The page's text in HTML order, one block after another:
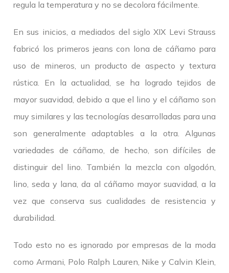
regula la temperatura y no se decolora fácilmente.
En sus inicios, a mediados del siglo XIX Levi Strauss
fabricó los primeros jeans con lona de cáñamo para
uso de mineros, un producto de aspecto y textura
rústica. En la actualidad, se ha logrado tejidos de
mayor suavidad, debido a que el lino y el cáñamo son
muy similares y las tecnologías desarrolladas para una
son generalmente adaptables a la otra. Algunas
variedades de cáñamo, de hecho, son difíciles de
distinguir del lino. También la mezcla con algodón,
lino, seda y lana, da al cáñamo mayor suavidad, a la
vez que conserva sus cualidades de resistencia y
durabilidad.
Todo esto no es ignorado por empresas de la moda
como Armani, Polo Ralph Lauren, Nike y Calvin Klein,